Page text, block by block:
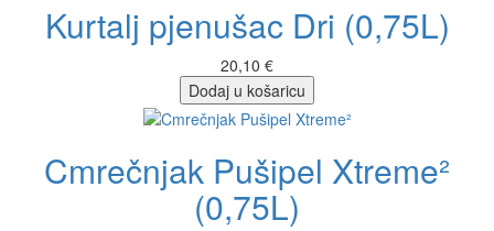
Kurtalj pjenušac Dri (0,75L)
20,10 €
Dodaj u košaricu
Cmrečnjak Pušipel Xtreme²
(0,75L)